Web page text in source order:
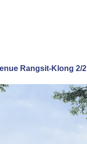
Rangsit-Klong 2/2